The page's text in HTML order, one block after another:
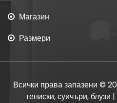
Магазин
Размери
Всички права запазени ©
тениски, суичъри, блузи